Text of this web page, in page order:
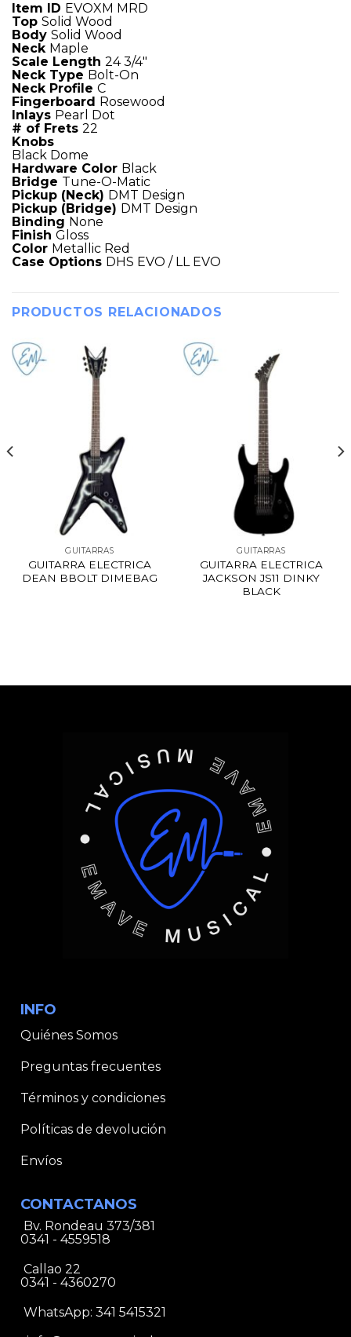
Item ID EVOXM MRD
Top Solid Wood
Body Solid Wood
Neck Maple
Scale Length 24 3/4″
Neck Type Bolt-On
Neck Profile C
Fingerboard
Rosewood
Inlays Pearl Dot
# of Frets 22
Knobs
Black Dome
Hardware Color Black
Bridge Tune-O-Matic
Pickup (Neck) DMT Design
Pickup (Bridge) DMT Design
Binding None
Finish Gloss
Color Metallic Red
Case Options DHS EVO / LL EVO
PRODUCTOS RELACIONADOS
GUITARRAS
GUITARRA ELECTRICA
DEAN BBOLT DIMEBAG
GUITARRAS
GUITARRA ELECTRICA
JACKSON JS11 DINKY
BLACK
INFO
Quiénes Somos
Preguntas frecuentes
Términos y condiciones
Políticas de devolución
Envíos
CONTACTANOS
Bv. Rondeau 373/381
0341 - 4559518
Callao 22
0341 - 4360270
WhatsApp: 341 5415321